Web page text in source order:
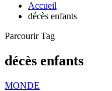
Accueil
décès enfants
Parcourir Tag
décès enfants
MONDE